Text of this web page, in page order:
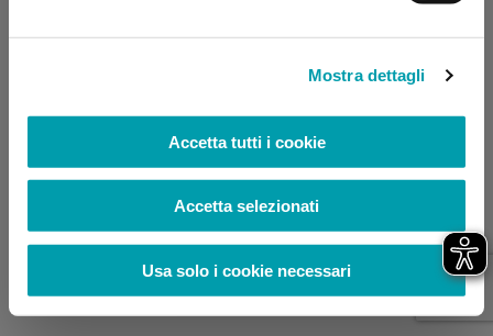
Mostra dettagli
Accetta tutti i cookie
Accetta selezionati
Usa solo i cookie necessari